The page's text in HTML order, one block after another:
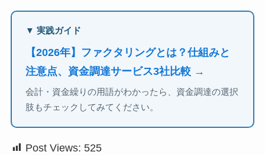
▼ 実践ガイド
【2026年】ファクタリングとは？仕組みと
注意点、資金調達サービス3社比較 →
会計・資金繰りの用語がわかったら、資金調達の選択
肢もチェックしてみてください。
Post Views: 525